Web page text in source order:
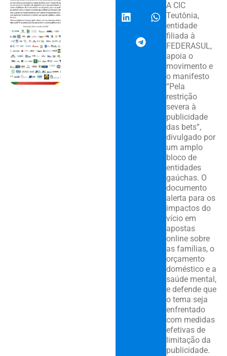
A CIC
Teutônia,
entidade
filiada à
FEDERASUL,
apoia o
movimento e
o manifesto
“Pela
restrição
severa à
publicidade
das bets”,
divulgado por
um amplo
bloco de
entidades
gaúchas. O
documento
alerta para os
impactos do
vício em
apostas
online sobre
as famílias, o
orçamento
doméstico e a
saúde mental,
e defende que
o tema seja
enfrentado
com medidas
efetivas de
limitação da
publicidade.